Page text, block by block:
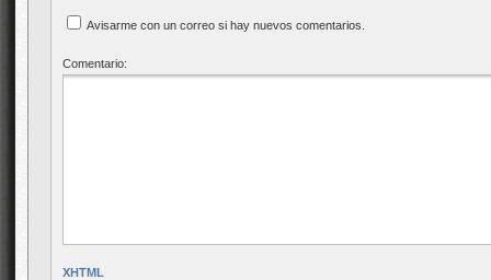
Avisarme con un correo si hay nuevos comentarios.
Comentario:
XHTML